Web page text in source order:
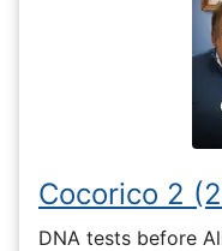
Cocorico 2
DNA tests before